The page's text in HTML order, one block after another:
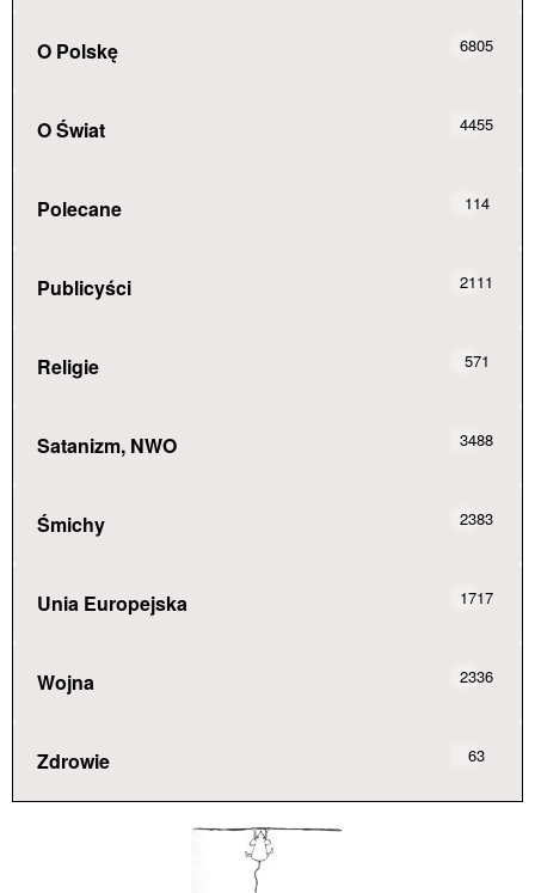
O Polskę 6805
O Świat 4455
Polecane 114
Publicyści 2111
Religie 571
Satanizm, NWO 3488
Śmichy 2383
Unia Europejska 1717
Wojna 2336
Zdrowie 63